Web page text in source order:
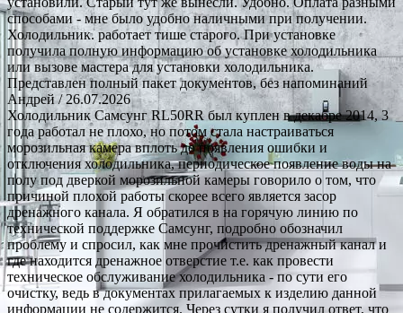
способами - мне было удобно наличными при получении.
Холодильник. работает тише старого. При установке
получила полную информацию об установке холодильника
или вызове мастера для установки холодильника.
Представлен полный пакет документов, без напоминаний
Андрей/ 26.07.2026
Холодильник Самсунг RL50RR был куплен в декабре 2014, 3
года работал не плохо, но потом стала настраиваться
морозильная камера вплоть до появления ошибки и
отключения холодильника, периодическое появление воды на
полу под дверкой морозильной камеры говорило о том, что
причиной плохой работы скорее всего является засор
дренажного канала. Я обратился в на горячую линию по
технической поддержке Самсунг, подробно обозначил
проблему и спросил, как мне прочистить дренажный канал и
где находится дренажное отверстие т.е. как провести
техническое обслуживание холодильника - по сути его
очистку, ведь в документах прилагаемых к изделию данной
информации не содержится. Через сутки я получил ответ, что